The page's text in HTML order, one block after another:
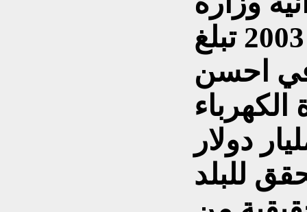
الكهرباء كانت قبل عام 2003 تبلغ
في احسن
ما نسبته 5-7 مليار دولار
للبلد